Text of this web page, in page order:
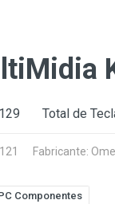
Total de
Fabricante:
Componentes